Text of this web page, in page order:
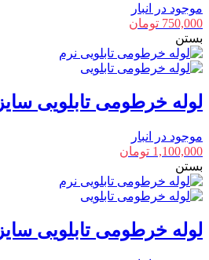
موجود در انبار
750,000 تومان
بستن
لوله خرطومی تابلویی سایز 11
موجود در انبار
1,100,000 تومان
بستن
لوله خرطومی تابلویی سایز 48